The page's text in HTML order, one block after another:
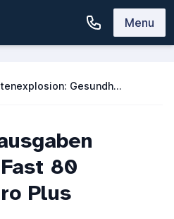
Menu
Kostenexplosion: Gesundheitsausgaben steigen um 80 Milliarden Euro
80
Plus